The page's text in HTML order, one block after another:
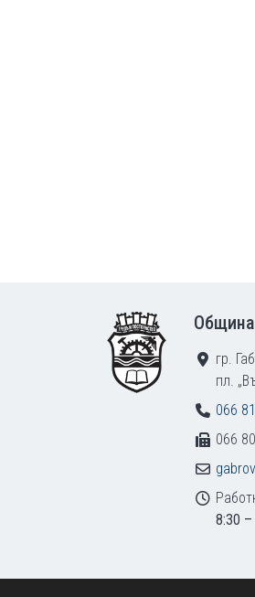
Община
гр.
пл.
066
066
8:30 –